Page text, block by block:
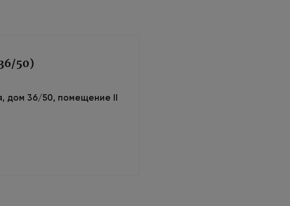
50)
дом 36/50, помещение II